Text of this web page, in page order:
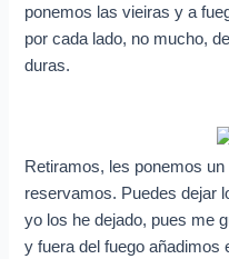
ponemos las vieiras y a
por cada lado, no mucho,
duras.
Retiramos, les ponemos
reservamos. Puedes dejar
yo los he dejado, pues me
y fuera del fuego añadimos